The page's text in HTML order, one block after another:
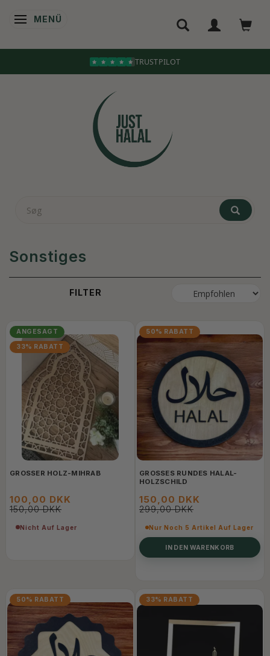
ANZEIGE ÄNDERN
MENÜ
TRUSTPILOT
Sonstiges
FILTER
ANGESAGT
33% RABATT
GROSSER HOLZ-MIHRAB
100,00 DKK
150,00 DKK
Nicht Auf Lager
50% RABATT
GROSSES RUNDES HALAL-H
OLZSCHILD
150,00 DKK
299,00 DKK
Nur Noch 5 Artikel Auf Lager
IN DEN WARENKORB
50% RABATT 33% RABATT